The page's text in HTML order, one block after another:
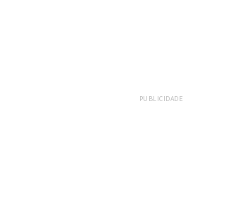
PUBLICIDADE